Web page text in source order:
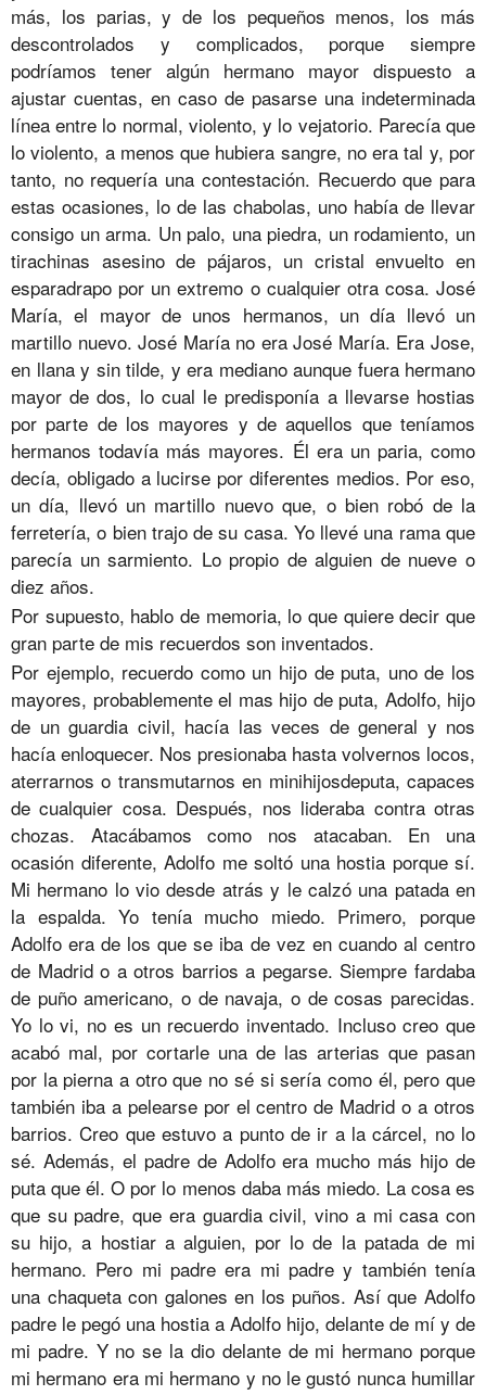
más, los parias, y de los pequeños menos, los más
descontrolados y complicados, porque siempre
podríamos tener algún hermano mayor dispuesto a
ajustar cuentas, en caso de pasarse una indeterminada
línea entre lo normal, violento, y lo vejatorio. Parecía que
lo violento, a menos que hubiera sangre, no era tal y, por
tanto, no requería una contestación. Recuerdo que para
estas ocasiones, lo de las chabolas, uno había de llevar
consigo un arma. Un palo, una piedra, un rodamiento, un
tirachinas asesino de pájaros, un cristal envuelto en
esparadrapo por un extremo o cualquier otra cosa. José
María, el mayor de unos hermanos, un día llevó un
martillo nuevo. José María no era José María. Era Jose,
en llana y sin tilde, y era mediano aunque fuera hermano
mayor de dos, lo cual le predisponía a llevarse hostias
por parte de los mayores y de aquellos que teníamos
hermanos todavía más mayores. Él era un paria, como
decía, obligado a lucirse por diferentes medios. Por eso,
un día, llevó un martillo nuevo que, o bien robó de la
ferretería, o bien trajo de su casa. Yo llevé una rama que
parecía un sarmiento. Lo propio de alguien de nueve o
diez años.
Por supuesto, hablo de memoria, lo que quiere decir que
gran parte de mis recuerdos son inventados.
Por ejemplo, recuerdo como un hijo de puta, uno de los
mayores, probablemente el mas hijo de puta, Adolfo, hijo
de un guardia civil, hacía las veces de general y nos
hacía enloquecer. Nos presionaba hasta volvernos locos,
aterrarnos o transmutarnos en minihijosdeputa, capaces
de cualquier cosa. Después, nos lideraba contra otras
chozas. Atacábamos como nos atacaban. En una
ocasión diferente, Adolfo me soltó una hostia porque sí.
Mi hermano lo vio desde atrás y le calzó una patada en
la espalda. Yo tenía mucho miedo. Primero, porque
Adolfo era de los que se iba de vez en cuando al centro
de Madrid o a otros barrios a pegarse. Siempre fardaba
de puño americano, o de navaja, o de cosas parecidas.
Yo lo vi, no es un recuerdo inventado. Incluso creo que
acabó mal, por cortarle una de las arterias que pasan
por la pierna a otro que no sé si sería como él, pero que
también iba a pelearse por el centro de Madrid o a otros
barrios. Creo que estuvo a punto de ir a la cárcel, no lo
sé. Además, el padre de Adolfo era mucho más hijo de
puta que él. O por lo menos daba más miedo. La cosa es
que su padre, que era guardia civil, vino a mi casa con
su hijo, a hostiar a alguien, por lo de la patada de mi
hermano. Pero mi padre era mi padre y también tenía
una chaqueta con galones en los puños. Así que Adolfo
padre le pegó una hostia a Adolfo hijo, delante de mí y de
mi padre. Y no se la dio delante de mi hermano porque
mi hermano era mi hermano y no le gustó nunca humillar